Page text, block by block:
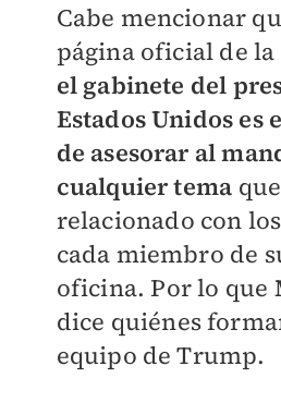
Cabe mencionar
página oficial de la
el gabinete del
Estados Unidos es
de asesorar al
cualquier tema
relacionado con
cada miembro de
oficina. Por lo que
dice quiénes
equipo de Trump.